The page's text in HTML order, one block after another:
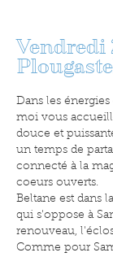
Vendredi
Dans les
moi vous
douce et
un temps de
connecté à la
coeurs ouverts.
Beltane est dans
qui s'oppose à
renouveau,
Comme pour